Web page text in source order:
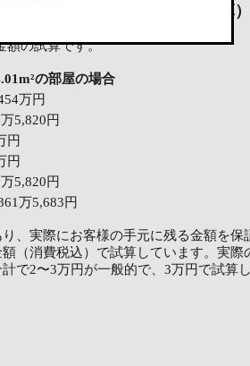
る主な費用を差し引いた試算）
額の試算です。
の部屋の場合
万円
5,820円
円
円
5,820円
万5,683円
、実際にお客様の手元に残る金額を保
（消費税込）で試算しています。実
で2〜3万円が一般的で、3万円で試算